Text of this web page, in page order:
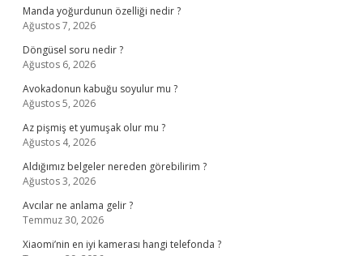
Manda yoğurdunun özelliği nedir ?
Ağustos 7, 2026
Döngüsel soru nedir ?
Ağustos 6, 2026
Avokadonun kabuğu soyulur mu ?
Ağustos 5, 2026
Az pişmiş et yumuşak olur mu ?
Ağustos 4, 2026
Aldığımız belgeler nereden görebilirim ?
Ağustos 3, 2026
Avcılar ne anlama gelir ?
Temmuz 30, 2026
Xiaomi’nin en iyi kamerası hangi telefonda ?